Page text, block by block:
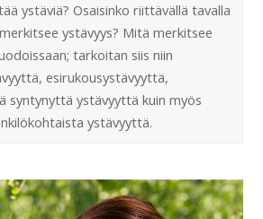
ystäviä? Osaisinko riittävällä tavalla
ystävyys? Mitä merkitsee
tarkoitan siis niin
esirukousystävyyttä,
syntynyttä ystävyyttä kuin myös
ystävyyttä.